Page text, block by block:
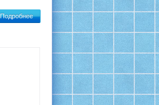
Подробнее